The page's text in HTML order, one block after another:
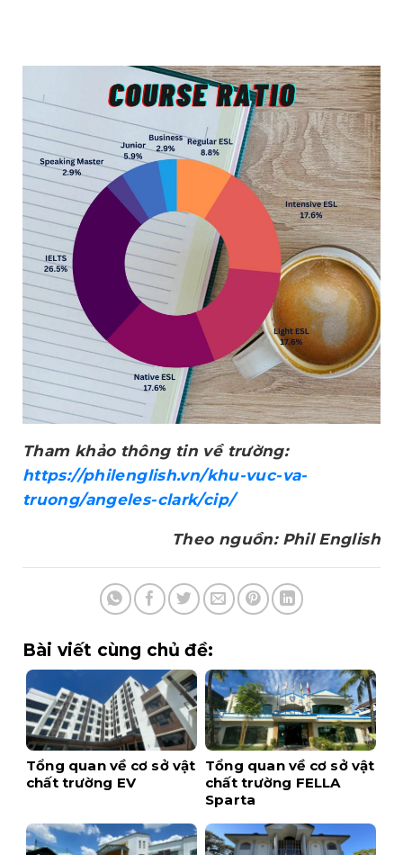
Tham khảo thông tin về trường:
https://philenglish.vn/khu-vuc-va-
truong/angeles-clark/cip/
Theo nguồn: Phil English
Bài viết cùng chủ đề:
Tổng quan về cơ sở vật
chất trường EV
Tổng quan về cơ sở vật
chất trường FELLA
Sparta